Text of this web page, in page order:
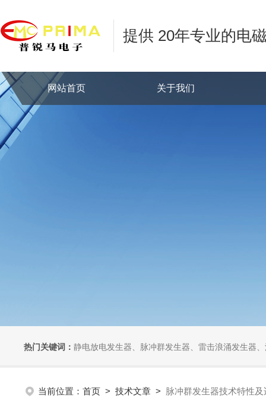
提供 20年专业的电
网站首页 关于我们
热门关键词： 静电放电发生器、脉冲群发生器、雷击浪涌发生器、汽车干扰模拟器、组
当前位置： 首页 > 技术文章 > 脉冲群发生器技术特性